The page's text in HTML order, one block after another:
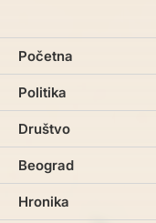
Početna
Politika
Društvo
Beograd
Hronika